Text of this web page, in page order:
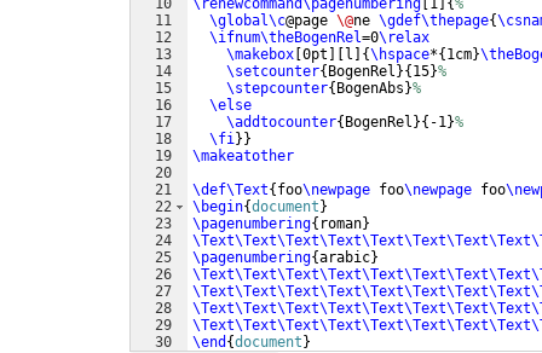
10
11
12
13
14
15
16
17
18
19
20
21
22
23
24
25
26
27
28
29
30
\renewcommand\pagenumbering 1 {%
\global\c@page \@ne \gdef\thepage{
\ifnum\theBogenRel=0\relax
\makebox 0pt l {\hspace*{ 1cm}
\setcounter{ BogenRel }{ 15}%
\stepcounter{ BogenAbs }%
\else
\addtocounter{ BogenRel }{ -1}%
\fi}}
\makeatother
\def\Text{ foo\newpage foo\newpage foo
\begin{document }
\pagenumbering{ roman}
\pagenumbering{arabic}
\end {document }